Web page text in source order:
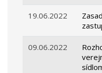
19.06.2022
09.06.2022